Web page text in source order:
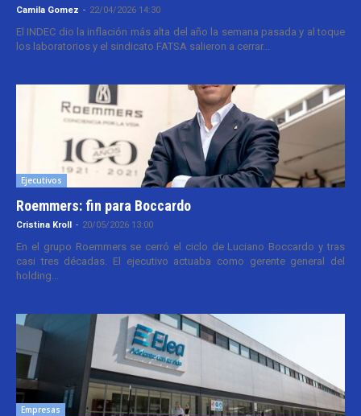
Camila Gomez - 22/04/2026 14:30
El INDEC dio la inflación más alta del año la semana pasada y al toque
los laboratorios y el sindicato FATSA salieron a cerrar...
Ejecutivos
Roemmers: fin para Boccardo
Cristina Kroll - 20/05/2026 13:00
En el grupo Roemmers se cerró el ciclo de Luciano Boccardo y tras
casi tres décadas. El ejecutivo actuaba como gerente general del
holding...
Empresas